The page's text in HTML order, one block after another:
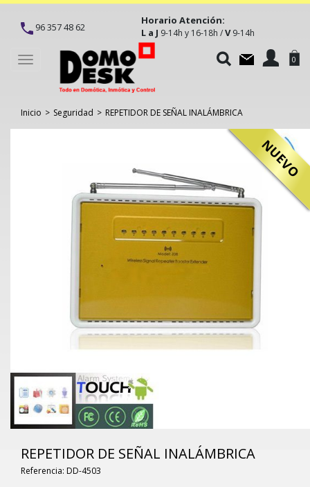
96 357 48 62
Horario Atención:
L a J 9-14h y 16-18h /V9-14h
Toggle
navigation
0
Inicio > Seguridad > REPETIDOR DE SEÑAL INALÁMBRICA
NUEVO
REPETIDOR DE SEÑAL INALÁMBRICA
Referencia: DD-4503